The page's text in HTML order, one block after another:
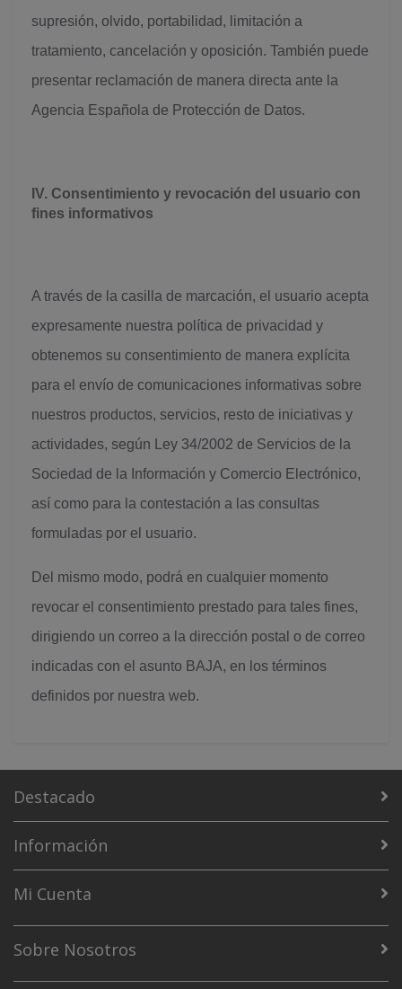
supresión, olvido, portabilidad, limitación a
tratamiento, cancelación y oposición. También puede
presentar reclamación de manera directa ante la
Agencia Española de Protección de Datos.
IV. Consentimiento y revocación del usuario con
fines informativos
A través de la casilla de marcación, el usuario acepta
expresamente nuestra política de privacidad y
obtenemos su consentimiento de manera explícita
para el envío de comunicaciones informativas sobre
nuestros productos, servicios, resto de iniciativas y
actividades, según Ley 34/2002 de Servicios de la
Sociedad de la Información y Comercio Electrónico,
así como para la contestación a las consultas
formuladas por el usuario.
Del mismo modo, podrá en cualquier momento
revocar el consentimiento prestado para tales fines,
dirigiendo un correo a la dirección postal o de correo
indicadas con el asunto BAJA, en los términos
definidos por nuestra web.
Destacado
Información
Mi Cuenta
Sobre Nosotros